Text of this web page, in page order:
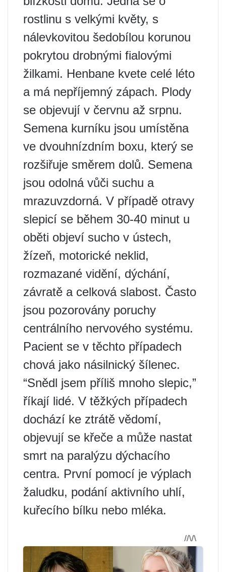
rostlinu s velkými květy, s
nálevkovitou šedobílou korunou
pokrytou drobnými fialovými
žilkami. Henbane kvete celé léto
a má nepříjemný zápach. Plody
se objevují v červnu až srpnu.
Semena kurníku jsou umístěna
ve dvouhnízdním boxu, který se
rozšiřuje směrem dolů. Semena
jsou odolná vůči suchu a
mrazuvzdorná. V případě otravy
slepicí se během 30-40 minut u
oběti objeví sucho v ústech,
žízeň, motorické neklid,
rozmazané vidění, dýchání,
závratě a celková slabost. Často
jsou pozorovány poruchy
centrálního nervového systému.
Pacient se v těchto případech
chová jako násilnický šílenec.
“Snědl jsem příliš mnoho slepic,”
říkají lidé. V těžkých případech
dochází ke ztrátě vědomí,
objevují se křeče a může nastat
smrt na paralýzu dýchacího
centra. První pomocí je výplach
žaludku, podání aktivního uhlí,
kuřecího bílku nebo mléka.